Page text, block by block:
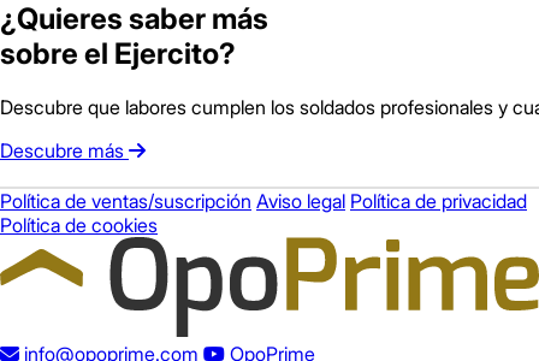
¿Quieres saber más
sobre el Ejercito?
Descubre que labores cumplen los soldados profesionales y
Descubre más
Política de ventas/suscripción Aviso legal Política de privacidad
Política de cookies
info@opoprime.com OpoPrime